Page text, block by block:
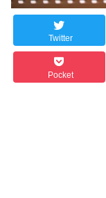
Twitter
Pocket